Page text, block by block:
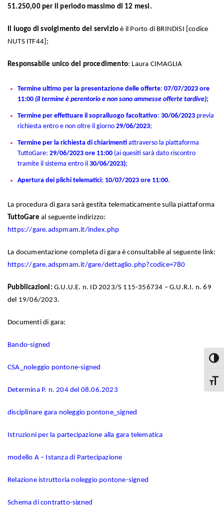
51.250,00 per il periodo massimo di 12 mesi.
Il luogo di svolgimento del servizio è il Porto di BRINDISI [codice
NUTS ITF44];
Responsabile unico del procedimento: Laura CIMAGLIA
Termine ultimo per la presentazione delle offerte: 07/07/2023 ore
11:00 (il termine è perentorio e non sono ammesse offerte tardive);
Termine per effettuare il sopralluogo facoltativo: 30/06/2023 previa
richiesta entro e non oltre il giorno 29/06/2023;
Termine per la richiesta di chiarimenti attraverso la piattaforma
TuttoGare: 29/06/2023 ore 11:00 (ai quesiti sarà dato riscontro
tramite il sistema entro il 30/06/2023);
Apertura dei plichi telematici: 10/07/2023 ore 11:00.
La procedura di gara sarà gestita telematicamente sulla piattaforma
TuttoGare al seguente indirizzo:
https://gare.adspmam.it/index.php
La documentazione completa di gara è consultabile al seguente link:
https://gare.adspmam.it/gare/dettaglio.php?codice=780
Pubblicazioni: G.U.U.E. n. ID 2023/S 115-356734 – G.U.R.I. n. 69
del 19/06/2023.
Documenti di gara:
Bando-signed
CSA_noleggio pontone-signed
Determina P. n. 204 del 08.06.2023
disciplinare gara noleggio pontone_signed
Istruzioni per la partecipazione alla gara telematica
modello A – Istanza di Partecipazione
Relazione istruttoria noleggio pontone-signed
Schema di contratto-signed